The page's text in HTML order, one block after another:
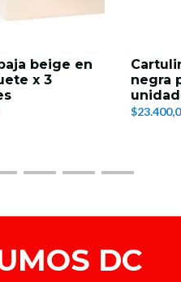
beige en
x 3
negra
DC